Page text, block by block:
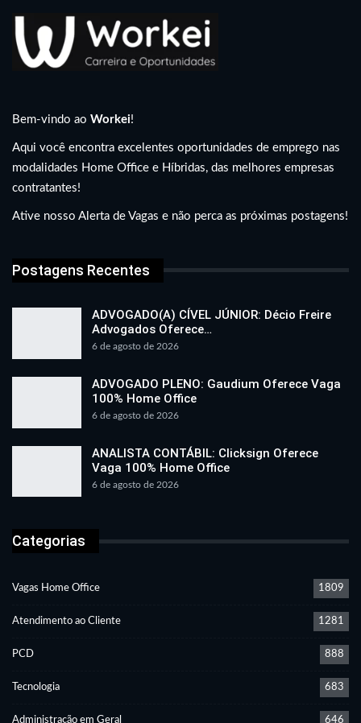
Bem-vindo ao Workei!
Aqui você encontra excelentes oportunidades de emprego nas
modalidades Home Office e Híbridas, das melhores empresas
contratantes!
Ative nosso Alerta de Vagas e não perca as próximas postagens!
Postagens Recentes
ADVOGADO(A) CÍVEL JÚNIOR: Décio Freire
Advogados Oferece…
6 de agosto de 2026
ADVOGADO PLENO: Gaudium Oferece Vaga
100% Home Office
6 de agosto de 2026
ANALISTA CONTÁBIL: Clicksign Oferece
Vaga 100% Home Office
6 de agosto de 2026
Categorias
Vagas Home Office 1809
Atendimento ao Cliente 1281
PCD 888
Tecnologia 683
Administração em Geral 646